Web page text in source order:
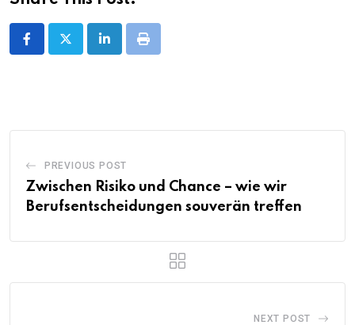
LinkedInPrint
PREVIOUS POST
Zwischen Risiko und Chance – wie wir
Berufsentscheidungen souverän treffen
NEXT POST